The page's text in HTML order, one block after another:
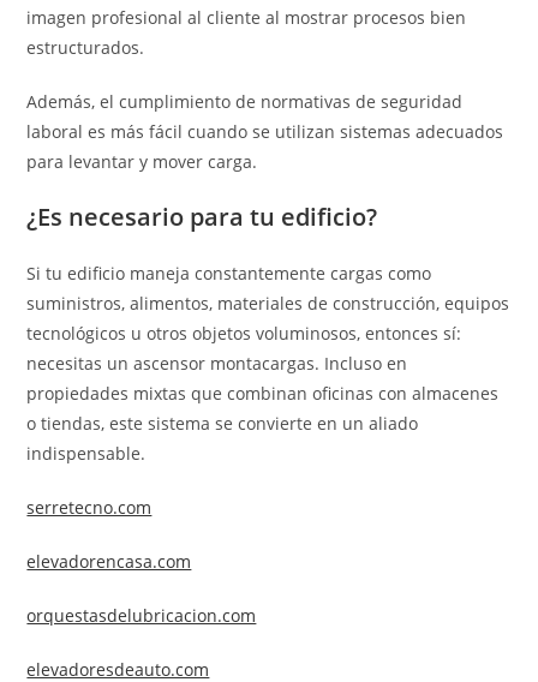
imagen profesional al cliente al mostrar procesos bien
estructurados.
Además, el cumplimiento de normativas de seguridad
laboral es más fácil cuando se utilizan sistemas adecuados
para levantar y mover carga.
¿Es necesario para tu edificio?
Si tu edificio maneja constantemente cargas como
suministros, alimentos, materiales de construcción, equipos
tecnológicos u otros objetos voluminosos, entonces sí:
necesitas un ascensor montacargas. Incluso en
propiedades mixtas que combinan oficinas con almacenes
o tiendas, este sistema se convierte en un aliado
indispensable.
serretecno.com
elevadorencasa.com
orquestasdelubricacion.com
elevadoresdeauto.com